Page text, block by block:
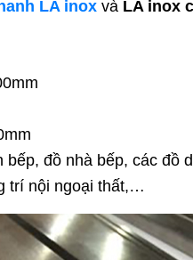
LA inox và LA inox
bếp, đồ nhà bếp, các đồ
trí nội ngoại thất,…